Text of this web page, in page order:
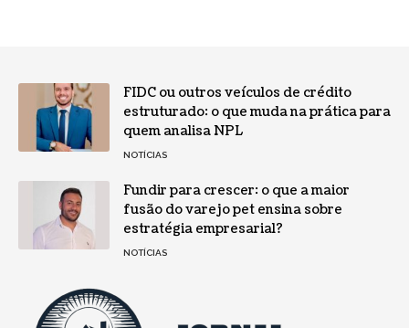
FIDC ou outros veículos de crédito
estruturado: o que muda na prática para
quem analisa NPL
NOTÍCIAS
Fundir para crescer: o que a maior
fusão do varejo pet ensina sobre
estratégia empresarial?
NOTÍCIAS